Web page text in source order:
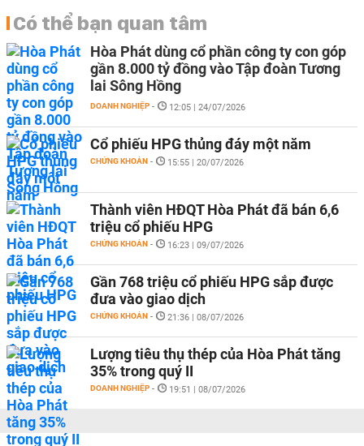
Có thể bạn quan tâm
Hòa Phát dùng cổ phần công ty con góp
gần 8.000 tỷ đồng vào Tập đoàn Tương
lai Sông Hồng
DOANH NGHIỆP - 12:05 | 24/07/2026
Cổ phiếu HPG thủng đáy một năm
CHỨNG KHOÁN - 15:55 | 20/07/2026
Thành viên HĐQT Hòa Phát đã bán 6,6
triệu cổ phiếu HPG
CHỨNG KHOÁN - 16:23 | 09/07/2026
Gần 768 triệu cổ phiếu HPG sắp được
đưa vào giao dịch
CHỨNG KHOÁN - 21:36 | 08/07/2026
Lượng tiêu thụ thép của Hòa Phát tăng
35% trong quý II
DOANH NGHIỆP - 19:51 | 08/07/2026